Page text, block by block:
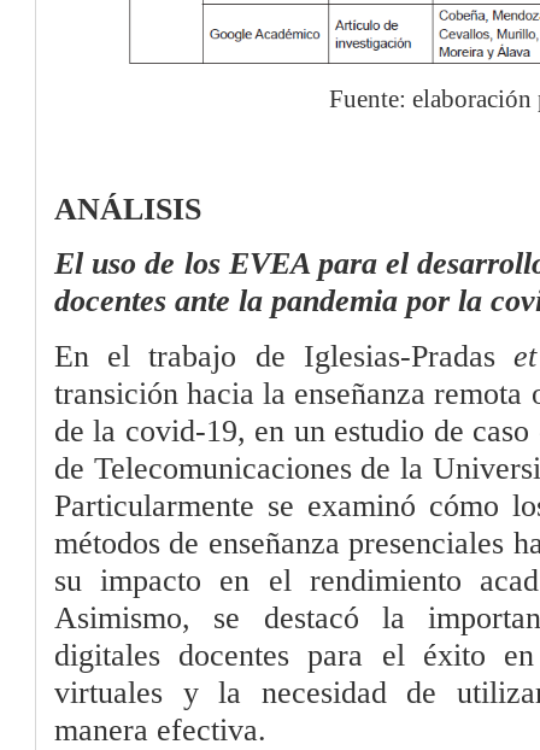
Fuente:
ANÁLISIS
El uso de los EVEA para el
docentes ante la pandemia por la
En el trabajo de Iglesias-Pradas
transición hacia la enseñanza remota
de la covid-19, en un estudio de
de Telecomunicaciones de la
Particularmente se examinó cómo
métodos de enseñanza presenciales
su impacto en el rendimiento
Asimismo, se destacó la
digitales docentes para el éxito
virtuales y la necesidad de
manera efectiva.